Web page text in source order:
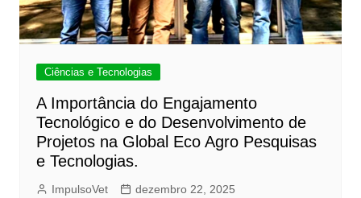
Ciências e Tecnologias
A Importância do Engajamento
Tecnológico e do Desenvolvimento de
Projetos na Global Eco Agro Pesquisas
e Tecnologias.
ImpulsoVet dezembro 22, 2025